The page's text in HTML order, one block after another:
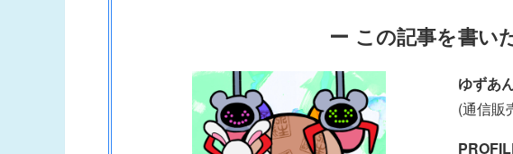
ー この記事を書い
ゆずあ
(通信販